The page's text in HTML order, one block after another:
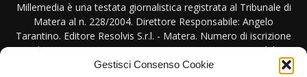
Gestisci Consenso Cookie
Millemedia è una testata giornalistica registrata al Tribunale di
Matera al n. 228/2004. Direttore Responsabile: Angelo
Tarantino. Editore Resolvis S.r.l. - Matera. Numero di iscrizione
al ROC Registro Operatori Comunicazione n. 17440 del
31/10/2007